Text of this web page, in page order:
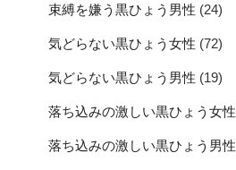
束縛を嫌う黒ひょう男性 (24)
気どらない黒ひょう女性 (72)
気どらない黒ひょう男性 (19)
落ち込みの激しい黒ひょう女性
落ち込みの激しい黒ひょう男性